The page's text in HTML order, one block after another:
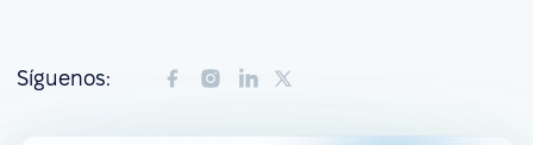
Síguenos: